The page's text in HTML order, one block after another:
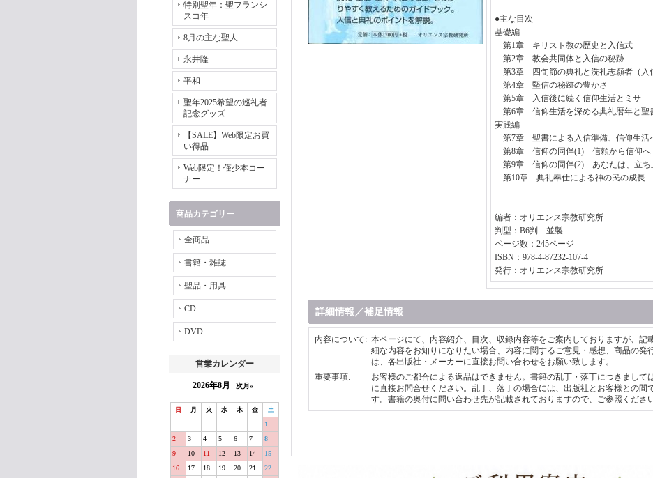
特別聖年：聖フランシ
スコ年
8月の主な聖人
永井隆
平和
聖年2025希望の巡礼者
記念グッズ
【SALE】Web限定お買
い得品
Web限定！僅少本コー
ナー
商品カテゴリー
全商品
書籍・雑誌
聖品・用具
CD
DVD
営業カレンダー
2026年8月 次月»
日 月 火 水 木 金 土
1
2
3 4 5 6 7
8
9
10 11 12 13 14
15
16
17 18 19 20 21
22
●主な目次
基礎編
第1章 キリスト教の歴史と入信式
第2章 教会共同体と入信の秘跡
第3章 四旬節の典礼と洗礼志願者（入
第4章 堅信の秘跡の豊かさ
第5章 入信後に続く信仰生活とミサ
第6章 信仰生活を深める典礼暦年と聖
実践編
第7章 聖書による入信準備、信仰生活
第8章 信仰の同伴(1) 信頼から信仰へ
第9章 信仰の同伴(2) あなたは、立ち
第10章 典礼奉仕による神の民の成長
編者：オリエンス宗教研究所
判型：B6判 並製
ページ数：245ページ
ISBN：978-4-87232-107-4
発行：オリエンス宗教研究所
詳細情報／補足情報
内容について: 本ページにて、内容紹介、目次、収録内容等をご案内しておりますが、記
細な内容をお知りになりたい場合、内容に関するご意見・感想、商品の発
は、各出版社・メーカーに直接お問い合わせをお願い致します。
重要事項:
お客様のご都合による返品はできません。書籍の乱丁・落丁につきまして
に直接お問合せください。乱丁、落丁の場合には、出版社とお客様との間
す。書籍の奥付に問い合わせ先が記載されておりますので、ご参照ください